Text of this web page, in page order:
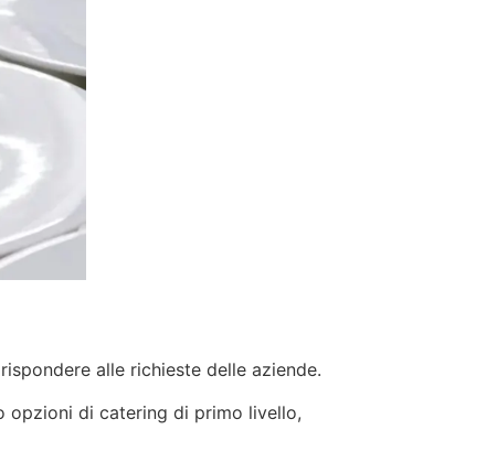
alle richieste delle aziende.
opzioni di catering di primo livello,